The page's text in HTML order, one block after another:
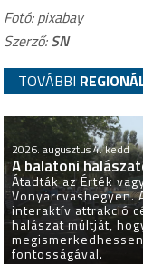
Fotó: pixabay
Szerző:SN
TOVÁBBI
2026. augusztus 4. kedd
A balatoni
Átadták az Érték
Vonyarcvashegyen.
interaktív attrakció
halászat múltját,
fontosságával.